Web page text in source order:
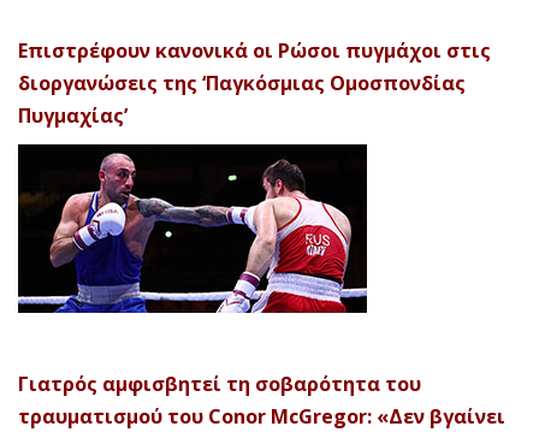
Επιστρέφουν κανονικά οι Ρώσοι πυγμάχοι στις
διοργανώσεις της ‘Παγκόσμιας Ομοσπονδίας
Πυγμαχίας’
Γιατρός αμφισβητεί τη σοβαρότητα του
τραυματισμού του Conor McGregor: «Δεν βγαίνει